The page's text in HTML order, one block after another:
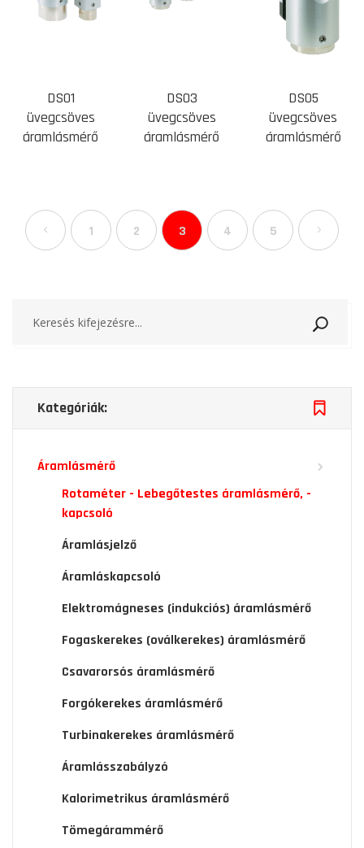
DS01
üvegcsöves
áramlásmérő
DS03
üvegcsöves
áramlásmérő
DS05
üvegcsöves
áramlásmérő
1 2 3 4 5
Kategóriák:
Áramlásmérő
Rotaméter - Lebegőtestes áramlásmérő, -
kapcsoló
Áramlásjelző
Áramláskapcsoló
Elektromágneses (indukciós) áramlásmérő
Fogaskerekes (oválkerekes) áramlásmérő
Csavarorsós áramlásmérő
Forgókerekes áramlásmérő
Turbinakerekes áramlásmérő
Áramlásszabályzó
Kalorimetrikus áramlásmérő
Tömegárammérő